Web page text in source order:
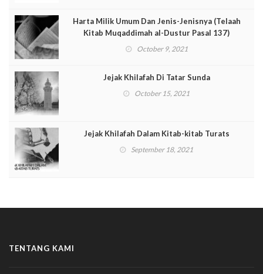
Harta Milik Umum Dan Jenis-Jenisnya (Telaah
Kitab Muqaddimah al-Dustur Pasal 137)
October 9, 2021
Jejak Khilafah Di Tatar Sunda
October 15, 2021
Jejak Khilafah Dalam Kitab-kitab Turats
September 18, 2021
TENTANG KAMI